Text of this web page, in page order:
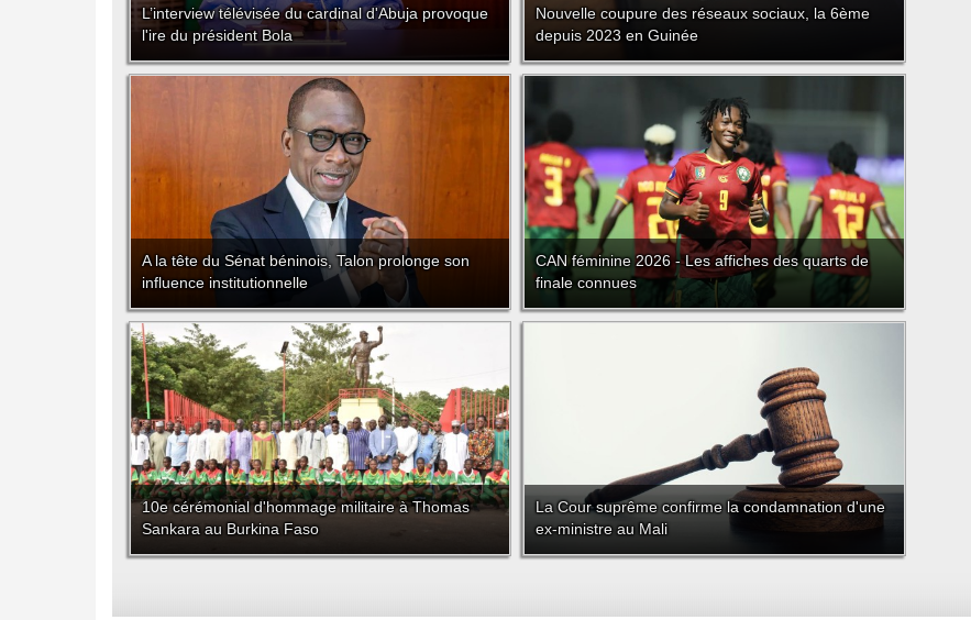
L’interview télévisée du cardinal d'Abuja provoque
l'ire du président Bola
Nouvelle coupure des réseaux sociaux, la 6ème
depuis 2023 en Guinée
A la tête du Sénat béninois, Talon prolonge son
influence institutionnelle
CAN féminine 2026 - Les affiches des quarts de
finale connues
10e cérémonial d'hommage militaire à Thomas
Sankara au Burkina Faso
La Cour suprême confirme la condamnation d'une
ex-ministre au Mali